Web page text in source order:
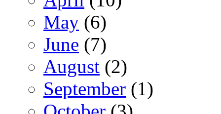
May (6)
June (7)
August (2)
September (1)